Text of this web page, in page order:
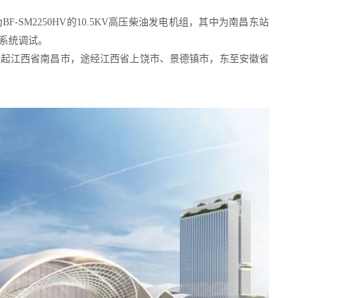
SM2250HV的10.5KV高压柴油发电机组，其中为南昌东站
统调试。
江西省南昌市，途经江西省上饶市、景德镇市，东至安徽省